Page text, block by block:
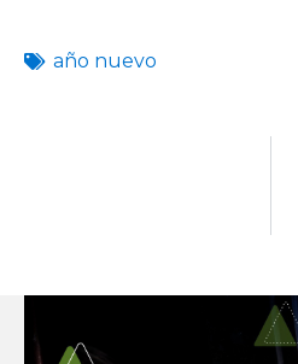
año nuevo